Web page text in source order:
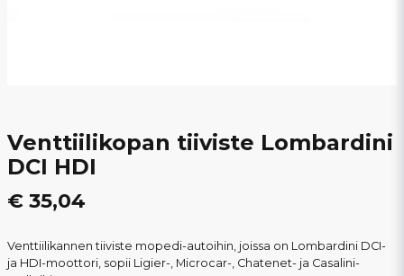
Venttiilikopan tiiviste Lombardini
DCI HDI
€ 35,04
Venttiilikannen tiiviste mopedi-autoihin, joissa on Lombardini DCI-
ja HDI-moottori, sopii Ligier-, Microcar-, Chatenet- ja Casalini-